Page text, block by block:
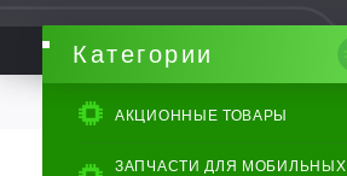
Категории
АКЦИОННЫЕ ТОВАРЫ
ЗАПЧАСТИ ДЛЯ МОБИЛЬНЫХ